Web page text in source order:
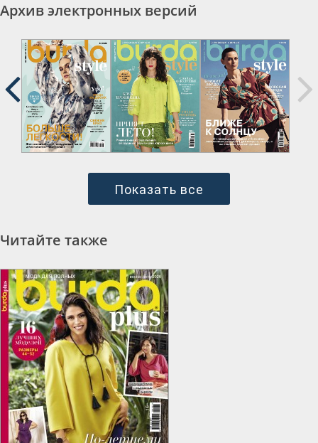
Архив электронных версий
Показать все
Читайте также